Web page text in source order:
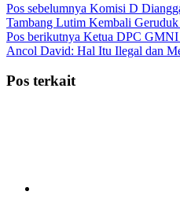
Pos sebelumnya Komisi D
Tambang Lutim Kembali
Pos berikutnya Ketua DPC GMNI
Ancol David: Hal Itu Ilegal dan
Pos terkait